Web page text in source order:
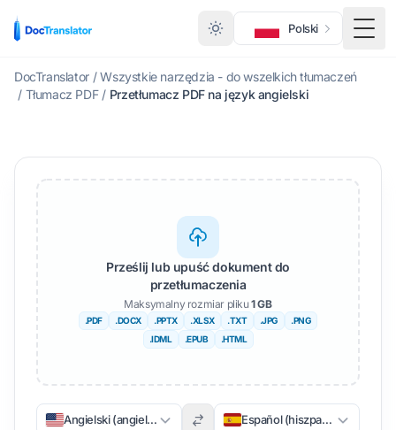
Polski
DocTranslator / Wszystkie narzędzia - do wszelkich tłumaczeń
/ Tłumacz PDF / Przetłumacz PDF na język angielski
Prześlij lub upuść dokument do
przetłumaczenia
Maksymalny rozmiar pliku1 GB
.PDF .DOCX .PPTX .XLSX .TXT .JPG
.PNG
.IDML
.EPUB .HTML
Angielski (angielski) Español (hiszpański)